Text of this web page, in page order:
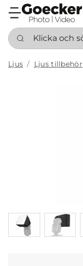
Klicka och sök här
Ljus Ljus tillbehör